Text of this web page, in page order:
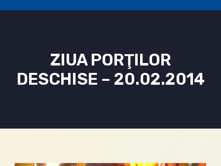
ZIUA PORŢILOR
DESCHISE – 20.02.2014